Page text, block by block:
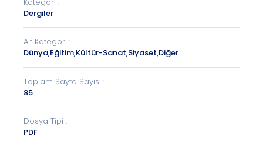
Dergiler
Alt Kategori :
Dünya,Eğitim,Kültür-Sanat,Siyaset,Diğer
Toplam Sayfa Sayısı :
85
Dosya Tipi :
PDF